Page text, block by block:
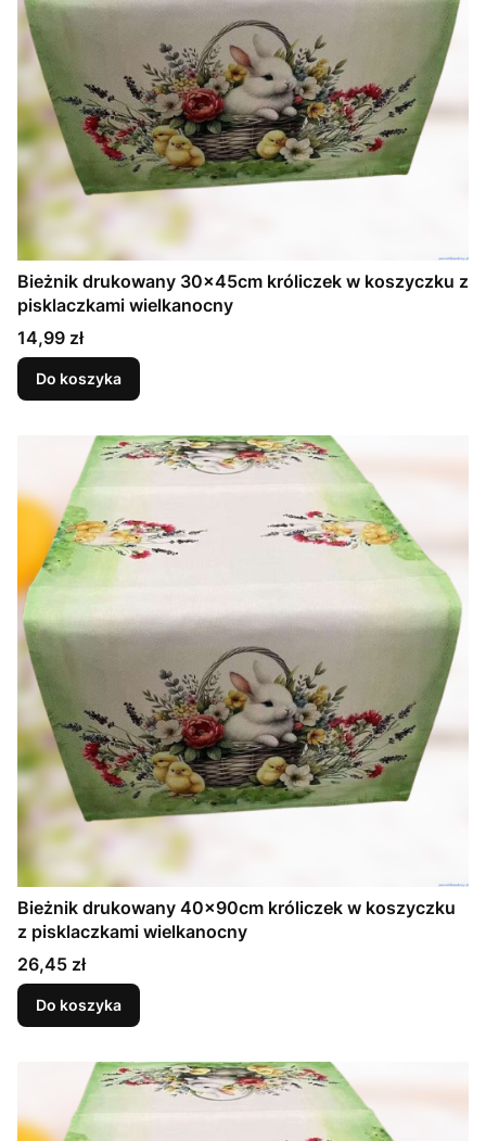
Bieżnik drukowany 30x45cm króliczek w koszyczku z
pisklaczkami wielkanocny
Cena
14,99 zł
Do koszyka
Bieżnik drukowany 40x90cm króliczek w koszyczku
z pisklaczkami wielkanocny
Cena
26,45 zł
Do koszyka